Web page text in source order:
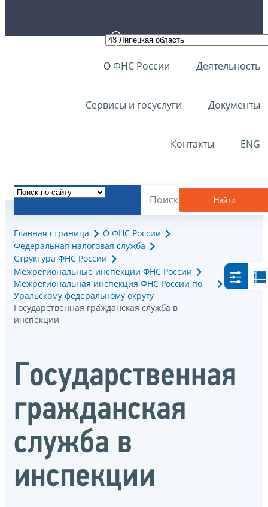
О ФНС России Деятельность
Сервисы и госуслуги Документы
Контакты ENG
Найти
Главная страница
О ФНС России
Федеральная налоговая служба
Структура ФНС России
Межрегиональные инспекции ФНС России
Межрегиональная инспекция ФНС России по
Уральскому федеральному округу
Государственная гражданская служба в
инспекции
Государственная
гражданская
служба в
инспекции